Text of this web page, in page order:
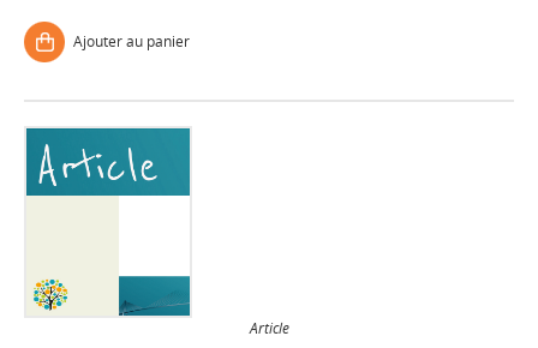
Ajouter au panier
Article